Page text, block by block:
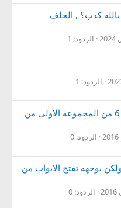
كذب؟ , الحلف
الردود: 1
الردود: 1
حل لغز له ستة اوجه من لغز رقم 6 من المجموعة الاولى من
الردود: 0
بوجهه تفتح الابواب من
الردود: 0